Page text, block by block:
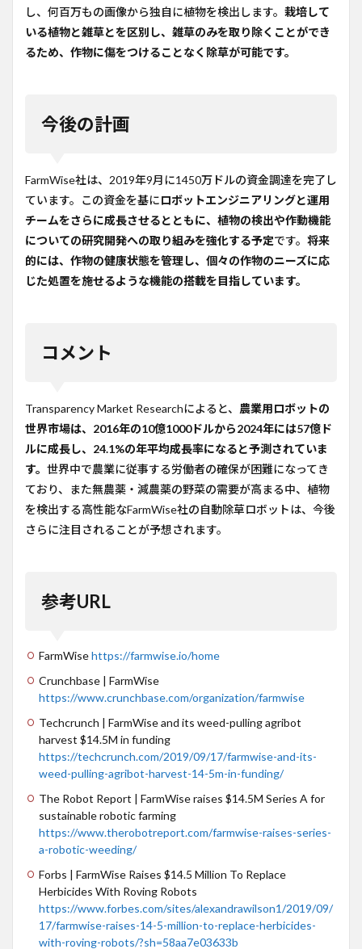
し、何百万もの画像から独自に植物を検出します。 栽培して
いる植物と雑草とを区別し、雑草のみを取り除くことができ
るため、作物に傷をつけることなく除草が可能です。
今後の計画
FarmWise社は、2019年9月に1450万ドルの資金調達を完了し
ています。この資金を基にロボットエンジニアリングと運用
チームをさらに成長させるとともに、植物の検出や作動機能
についての研究開発への取り組みを強化する予定です。 将来
的には、作物の健康状態を管理し、個々の作物のニーズに応
じた処置を施せるような機能の搭載を目指しています。
コメント
Transparency Market Researchによると、 農業用ロボットの
世界市場は、2016年の10億1000ドルから2024年には57億ド
ルに成長し、24.1%の年平均成長率になると予測されていま
す。 世界中で農業に従事する労働者の確保が困難になってき
ており、また無農薬・減農薬の野菜の需要が高まる中、植物
を検出する高性能なFarmWise社の自動除草ロボットは、今後
さらに注目されることが予想されます。
参考URL
FarmWisehttps://farmwise.io/home
Crunchbase | FarmWise
https://www.crunchbase.com/organization/farmwise
Techcrunch | FarmWise and its weed-pulling agribot
harvest $14.5M in funding
https://techcrunch.com/2019/09/17/farmwise-and-its-
weed-pulling-agribot-harvest-14-5m-in-funding/
The Robot Report | FarmWise raises $14.5M Series A for
sustainable robotic farming
https://www.therobotreport.com/farmwise-raises-series-
a-robotic-weeding/
Forbs | FarmWise Raises $14.5 Million To Replace
Herbicides With Roving Robots
https://www.forbes.com/sites/alexandrawilson1/2019/09/
17/farmwise-raises-14-5-million-to-replace-herbicides-
with-roving-robots/?sh=58aa7e03633b